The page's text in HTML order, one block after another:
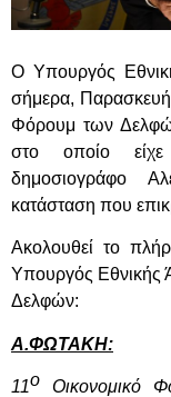
Ο Υπουργός
σήμερα,
Φόρουμ των
στο οποίο
δημοσιογράφο
κατάσταση που
Ακολουθεί το
Υπουργός Εθνικής
Δελφών:
Α.ΦΩΤΑΚΗ:
11ο Οικονομικό